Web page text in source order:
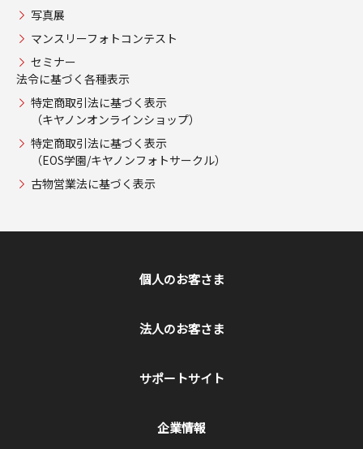
写真展
マンスリーフォトコンテスト
セミナー
法令に基づく各種表示
特定商取引法に基づく表示
（キヤノンオンラインショップ）
特定商取引法に基づく表示
（EOS学園/キヤノンフォトサークル）
古物営業法に基づく表示
個人のお客さま
法人のお客さま
サポートサイト
企業情報